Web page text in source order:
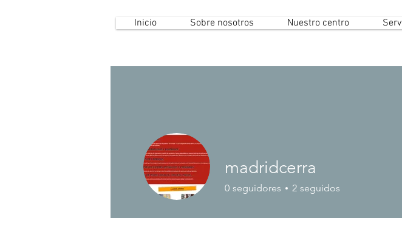
Inicio Sobre nosotros Nuestro centro
madridcerra
0 seguidores 2 seguidos